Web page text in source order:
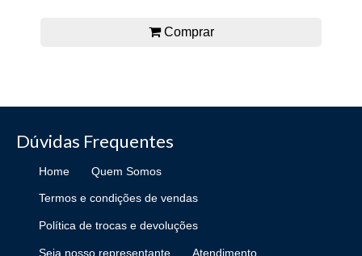
Comprar
Dúvidas Frequentes
Home Quem Somos
Termos e condições de vendas
Política de trocas e devoluções
Seja nosso representante Atendimento